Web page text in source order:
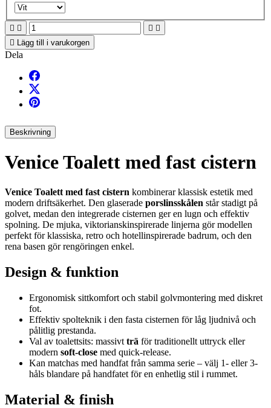
   
 Lägg till i varukorgen
Dela
Beskrivning
Venice Toalett med fast cistern
Venice Toalett med fast cistern kombinerar klassisk estetik med
modern driftsäkerhet. Den glaserade porslinsskålen står stadigt på
golvet, medan den integrerade cisternen ger en lugn och effektiv
spolning. De mjuka, viktorianskinspirerade linjerna gör modellen
perfekt för klassiska, retro och hotellinspirerade badrum, och den
rena basen gör rengöringen enkel.
Design & funktion
Ergonomisk sittkomfort och stabil golvmontering med diskret
fot.
Effektiv spolteknik i den fasta cisternen för låg ljudnivå och
pålitlig prestanda.
Val av toalettsits: massivt trä för traditionellt uttryck eller
modern soft-close med quick-release.
Kan matchas med handfat från samma serie – välj 1- eller 3-
håls blandare på handfatet för en enhetlig stil i rummet.
Material & finish